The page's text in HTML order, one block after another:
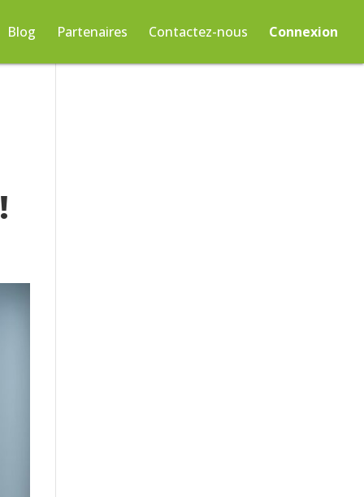
Blog Partenaires Contactez-nous Connexion